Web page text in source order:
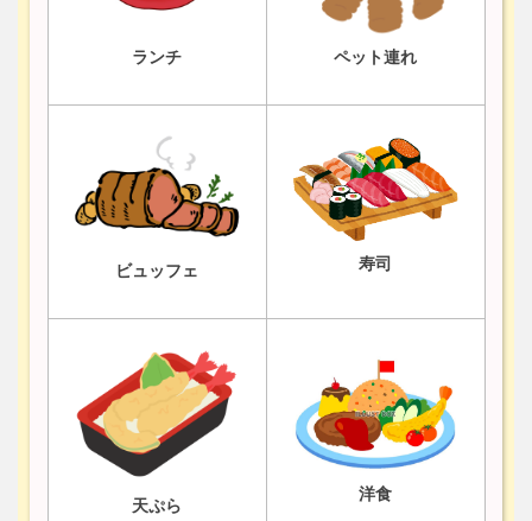
ランチ ペット連れ
ビュッフェ 寿司
天ぷら
洋食